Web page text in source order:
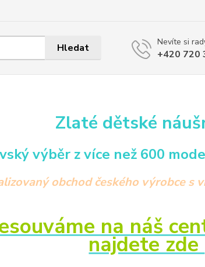
Hledat Nevíte si
+420 720
Zlaté dětské
výběr z více než 600
obchod českého výrobce s
na náš
najdete zde